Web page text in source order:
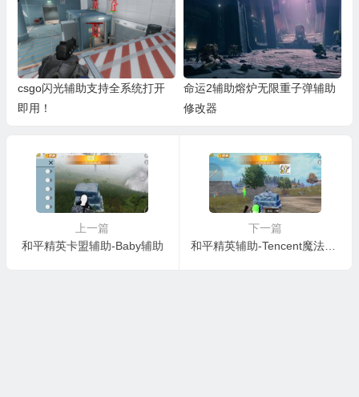
csgo闪光辅助支持全系统打开
即用！
命运2辅助熔炉无限重子弹辅助
修改器
上一篇
和平精英卡盟辅助-Baby辅助
下一篇
和平精英辅助-Tencent魔法辅助